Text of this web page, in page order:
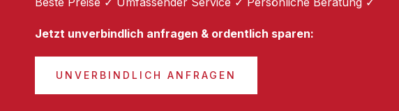
Jetzt unverbindlich anfragen & ordentlich sparen:
UNVERBINDLICH ANFRAGEN